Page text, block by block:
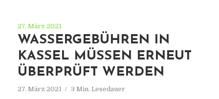
27. März 2021
WASSERGEBÜHREN IN
KASSEL MÜSSEN ERNEUT
ÜBERPRÜFT WERDEN
27. März 2021 3 Min. Lesedauer